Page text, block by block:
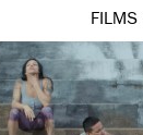
FILMS